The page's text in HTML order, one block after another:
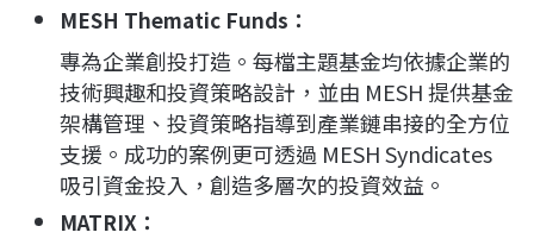
MESH Thematic Funds：
專為企業創投打造。每檔主題基金均依據企業的
技術興趣和投資策略設計，並由 MESH 提供基金
架構管理、投資策略指導到產業鏈串接的全方位
支援。成功的案例更可透過 MESH Syndicates
吸引資金投入，創造多層次的投資效益。
MATRIX：